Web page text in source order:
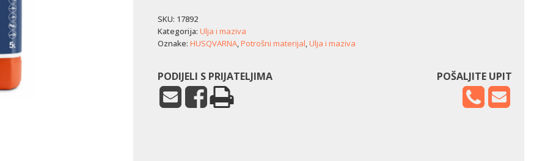
XP
Power
2
količina
SKU: 17892
Kategorija: Ulja i maziva
Oznake: HUSQVARNA,Potrošni materijal,Ulja i maziva
PODIJELI S PRIJATELJIMA POŠALJITE UPIT